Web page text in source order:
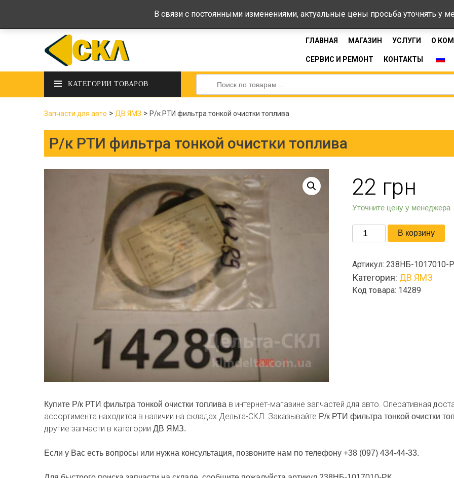
+38 (097) 434-44-33
ГЛАВНАЯ МАГАЗИН УСЛУГИ О
СЕРВИС И РЕМОНТ КОНТАКТЫ
КАТЕГОРИИ ТОВАРОВ
Искать:
Запчасти для авто > ДВ ЯМЗ > Р/к РТИ фильтра тонкой очистки топлива
Р/к РТИ фильтра тонкой очистки топлива
22 грн
Уточните цену у менеджера
Количество
товара
к
РТИ
фильтра
В корзину
Артикул:238НБ-1017010-
Категория: ДВ ЯМЗ
Код товара: 14289
Купите Р/к РТИ фильтра тонкой очистки топлива в интернет-магазине запчастей для авто. Оперативная
ассортимента находится в наличии на складах Дельта-СКЛ. Заказывайте Р/к РТИ фильтра тонкой очистки
другие запчасти в категории ДВ ЯМЗ.
Если у Вас есть вопросы или нужна консультация, позвоните нам по телефону +38 (097) 434-44-33.
В связи с постоянными изменениями, актуальные цены просьба уточнять у